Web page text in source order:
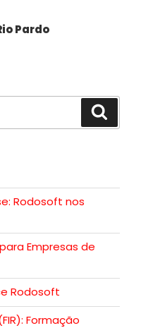
Pardo
Rodosoft nos
Empresas de
Rodosoft
Formação